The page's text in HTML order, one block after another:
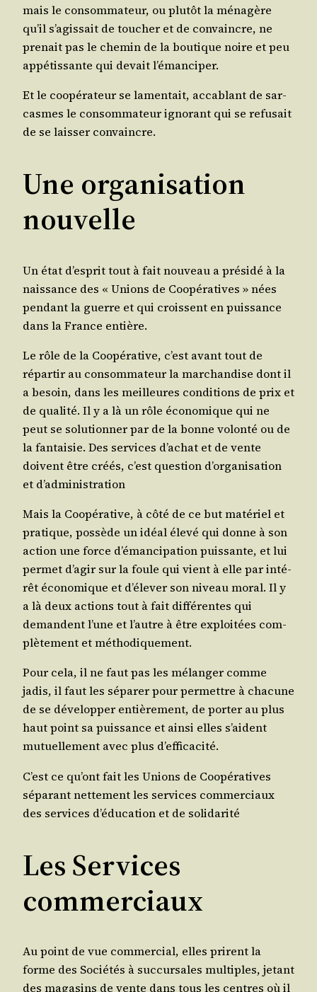
mais le consom­ma­teur, ou plu­tôt la ména­gère
qu’il s’agissait de tou­cher et de convaincre, ne
pre­nait pas le che­min de la bou­tique noire et peu
appé­tis­sante qui devait l’émanciper.
Et le coopé­ra­teur se lamen­tait, acca­blant de sar­
casmes le consom­ma­teur igno­rant qui se refu­sait
de se lais­ser convaincre.
Une organisation
nouvelle
Un état d’esprit tout à fait nou­veau a pré­si­dé à la
nais­sance des « Unions de Coopé­ra­tives » nées
pen­dant la guerre et qui croissent en puis­sance
dans la France entière.
Le rôle de la Coopé­ra­tive, c’est avant tout de
répar­tir au consom­ma­teur la mar­chan­dise dont il
a besoin, dans les meilleures condi­tions de prix et
de qua­li­té. Il y a là un rôle éco­no­mique qui ne
peut se solu­tion­ner par de la bonne volon­té ou de
la fan­tai­sie. Des ser­vices d’achat et de vente
doivent être créés, c’est ques­tion d’organisation
et d’administration
Mais la Coopé­ra­tive, à côté de ce but maté­riel et
pra­tique, pos­sède un idéal éle­vé qui donne à son
action une force d’émancipation puis­sante, et lui
per­met d’agir sur la foule qui vient à elle par inté­
rêt éco­no­mique et d’élever son niveau moral. Il y
a là deux actions tout à fait dif­fé­rentes qui
demandent l’une et l’autre à être exploi­tées com­
plè­te­ment et méthodiquement.
Pour cela, il ne faut pas les mélan­ger comme
jadis, il faut les sépa­rer pour per­mettre à cha­cune
de se déve­lop­per entiè­re­ment, de por­ter au plus
haut point sa puis­sance et ain­si elles s’aident
mutuel­le­ment avec plus d’efficacité.
C’est ce qu’ont fait les Unions de Coopé­ra­tives
sépa­rant net­te­ment les ser­vices com­mer­ciaux
des ser­vices d’éducation et de solidarité
Les Services
commerciaux
Au point de vue com­mer­cial, elles prirent la
forme des Socié­tés à suc­cur­sales mul­tiples, jetant
des maga­sins de vente dans tous les centres où il